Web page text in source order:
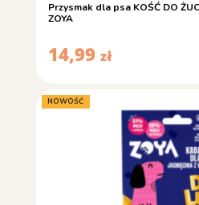
Przysmak dla psa KOŚĆ DO
ZOYA
14,99 zł
NOWOŚĆ